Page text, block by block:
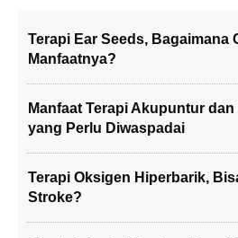
Terapi Ear Seeds, Bagaimana
Manfaatnya?
Manfaat Terapi Akupuntur
yang Perlu Diwaspadai
Terapi Oksigen Hiperbarik,
Stroke?